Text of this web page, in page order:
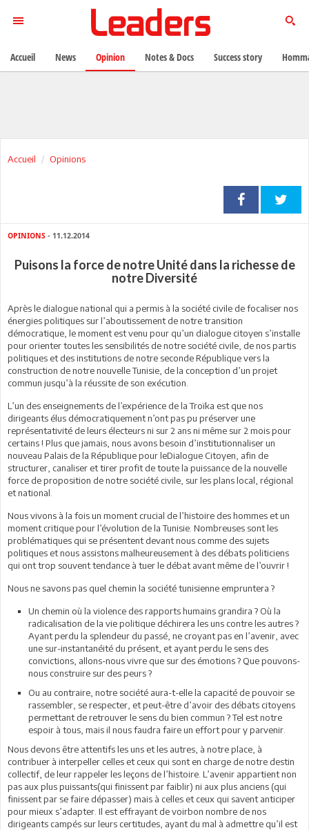
Accueil Opinions
OPINIONS - 11.12.2014
Puisons la force de notre Unité dans la richesse de
notre Diversité
Après le dialogue national qui a permis à la société civile de focaliser nos
énergies politiques sur l’aboutissement de notre transition
démocratique, le moment est venu pour qu’un dialogue citoyen s’installe
pour orienter toutes les sensibilités de notre société civile, de nos partis
politiques et des institutions de notre seconde République vers la
construction de notre nouvelle Tunisie, de la conception d’un projet
commun jusqu’à la réussite de son exécution.
L’un des enseignements de l’expérience de la Troïka est que nos
dirigeants élus démocratiquement n’ont pas pu préserver une
représentativité de leurs électeurs ni sur 2 ans ni même sur 2 mois pour
certains ! Plus que jamais, nous avons besoin d’institutionnaliser un
nouveau Palais de la République pour leDialogue Citoyen, afin de
structurer, canaliser et tirer profit de toute la puissance de la nouvelle
force de proposition de notre société civile, sur les plans local, régional
et national.
Nous vivons à la fois un moment crucial de l’histoire des hommes et un
moment critique pour l’évolution de la Tunisie. Nombreuses sont les
problématiques qui se présentent devant nous comme des sujets
politiques et nous assistons malheureusement à des débats politiciens
qui ont trop souvent tendance à tuer le débat avant même de l’ouvrir !
Nous ne savons pas quel chemin la société tunisienne empruntera ?
Un chemin où la violence des rapports humains grandira ? Où la
radicalisation de la vie politique déchirera les uns contre les autres ?
Ayant perdu la splendeur du passé, ne croyant pas en l’avenir, avec
une sur-instantanéité du présent, et ayant perdu le sens des
convictions, allons-nous vivre que sur des émotions ? Que pouvons-
nous construire sur des peurs ?
Ou au contraire, notre société aura-t-elle la capacité de pouvoir se
rassembler, se respecter, et peut-être d’avoir des débats citoyens
permettant de retrouver le sens du bien commun ? Tel est notre
espoir à tous, mais il nous faudra faire un effort pour y parvenir.
Nous devons être attentifs les uns et les autres, à notre place, à
contribuer à interpeller celles et ceux qui sont en charge de notre destin
collectif, de leur rappeler les leçons de l’histoire. L’avenir appartient non
pas aux plus puissants(qui finissent par faiblir) ni aux plus anciens (qui
finissent par se faire dépasser) mais à celles et ceux qui savent anticiper
pour mieux s’adapter. Il est effrayant de voirbon nombre de nos
dirigeants campés sur leurs certitudes, ayant du mal à admettre qu’il est
Accueil News Opinion Notes & Docs Success story